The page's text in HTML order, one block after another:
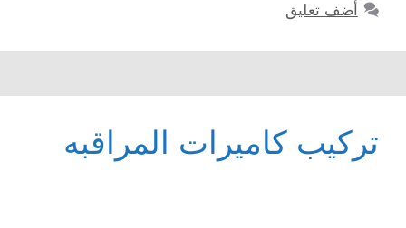
أضف تعليق
تركيب كاميرات المراقبه